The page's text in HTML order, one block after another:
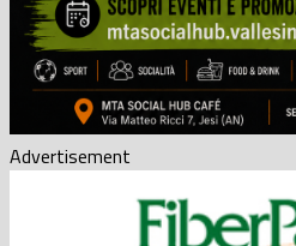
Advertisement